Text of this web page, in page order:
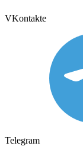
VKontakte
Telegram